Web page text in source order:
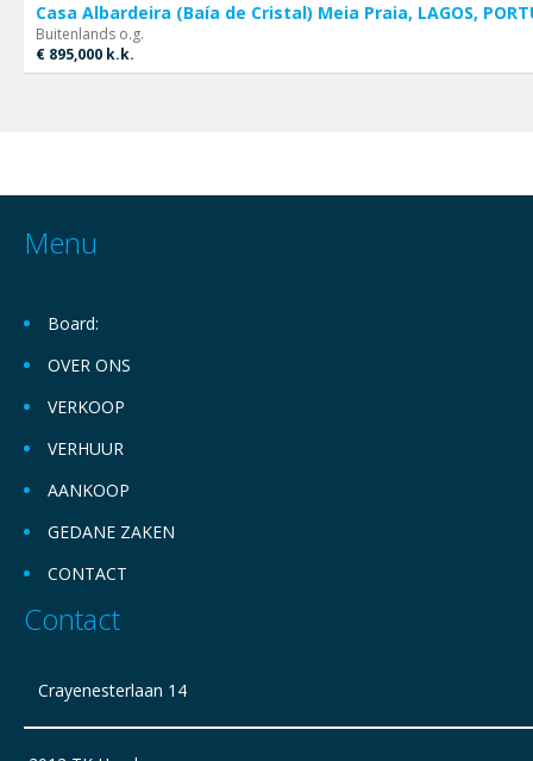
Casa Albardeira (Baía de Cristal) Meia Praia, LAGOS,
Buitenlands o.g.
€ 895,000 k.k.
Menu
Board:
OVER ONS
VERKOOP
VERHUUR
AANKOOP
GEDANE ZAKEN
CONTACT
Contact
Crayenesterlaan 14